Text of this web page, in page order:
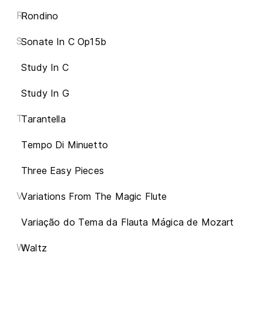
RRondino
SSonate In C Op15b
Study In C
Study In G
TTarantella
Tempo Di Minuetto
Three Easy Pieces
VVariations From The Magic Flute
Variação do Tema da Flauta Mágica de Mozart
WWaltz